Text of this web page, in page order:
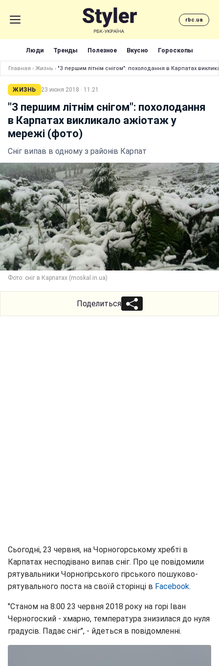
rbc.ua
Люди Тренды Полезное Вкусно Гороскопы
Главная › Жизнь › "З першим літнім снігом": похолодання в Карпатах
ЖИЗНЬ 23 июня 2018 · 11:21
"З першим літнім снігом": похолодання
в Карпатах викликало ажіотаж у
мережі (фото)
Сніг випав в одному з районів Карпат
Фото: сніг в Карпатах (moskal.in.ua)
Поделиться
Сьогодні, 23 червня, на Чорногорському хребті в
Карпатах несподівано випав сніг. Про це повідомили
рятувальники Чорногірського гірського пошуково-
рятувального поста на своїй сторінці в Facebook.
"Станом на 8:00 23 червня 2018 року на горі Іван
Черногоский - хмарно, температура знизилася до нуля
градусів. Падає сніг", - йдеться в повідомленні.